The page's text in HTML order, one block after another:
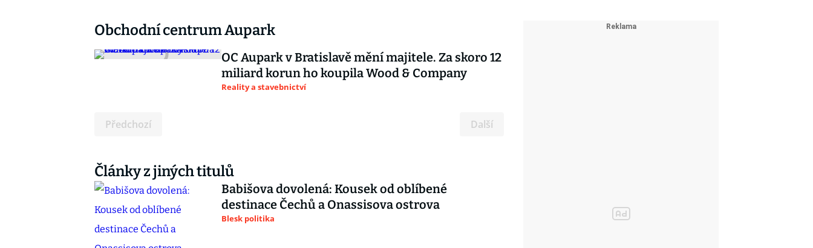
Obchodní centrum Aupark
OC Aupark v Bratislavě mění majitele. Za skoro 12
miliard korun ho koupila Wood & Company
Reality a stavebnictví
Předchozí Další
Články z jiných titulů
Babišova dovolená: Kousek od oblíbené
destinace Čechů a Onassisova ostrova
Blesk politika